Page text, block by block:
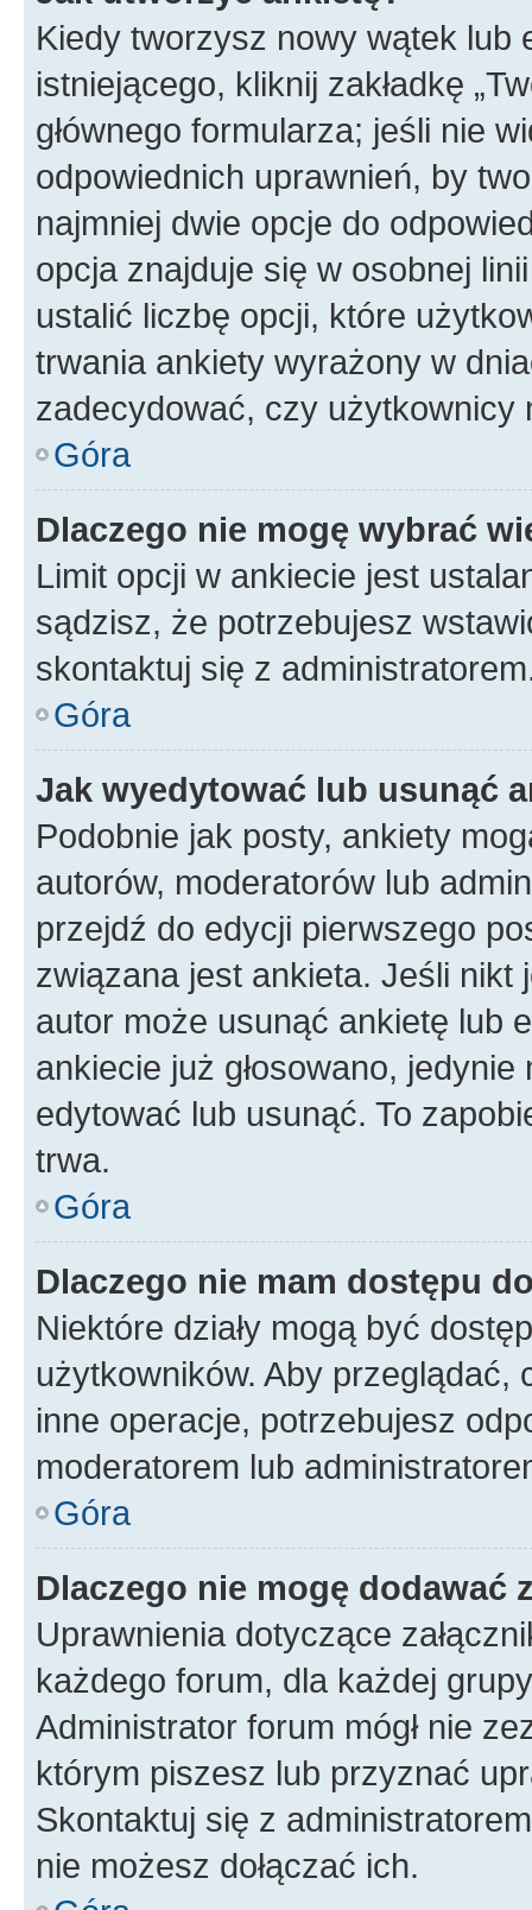
Kiedy tworzysz nowy wątek lub
istniejącego, kliknij zakładkę
głównego formularza; jeśli nie
odpowiednich uprawnień, by
najmniej dwie opcje do
opcja znajduje się w osobnej
ustalić liczbę opcji, które
trwania ankiety wyrażony w
zadecydować, czy użytkownicy
Góra
Dlaczego nie mogę wybrać
Limit opcji w ankiecie jest
sądzisz, że potrzebujesz
skontaktuj się z
Góra
Jak wyedytować lub usunąć
Podobnie jak posty, ankiety
autorów, moderatorów lub
przejdź do edycji pierwszego
związana jest ankieta. Jeśli nikt
autor może usunąć ankietę lub
ankiecie już głosowano,
edytować lub usunąć. To
trwa.
Góra
Dlaczego nie mam dostępu
Niektóre działy mogą być
użytkowników. Aby
inne operacje, potrzebujesz
moderatorem lub
Góra
Dlaczego nie mogę dodawać
Uprawnienia dotyczące
każdego forum, dla każdej
Administrator forum mógł nie
którym piszesz lub przyznać
Skontaktuj się z
nie możesz dołączać ich.